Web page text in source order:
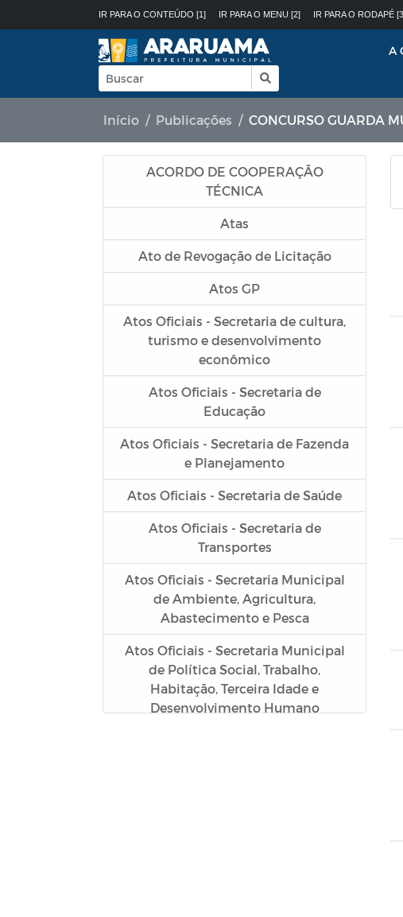
IR PARA O CONTEÚDO [1] IR PARA O MENU [2] IR PARA O RODAPÉ
A
Início Publicações CONCURSO GUARDA
ACORDO DE COOPERAÇÃO
TÉCNICA
Atas
Ato de Revogação de Licitação
Atos GP
Atos Oficiais - Secretaria de cultura,
turismo e desenvolvimento
econômico
Atos Oficiais - Secretaria de
Educação
Atos Oficiais - Secretaria de Fazenda
e Planejamento
Atos Oficiais - Secretaria de Saúde
Atos Oficiais - Secretaria de
Transportes
Atos Oficiais - Secretaria Municipal
de Ambiente, Agricultura,
Abastecimento e Pesca
Atos Oficiais - Secretaria Municipal
de Política Social, Trabalho,
Habitação, Terceira Idade e
Desenvolvimento Humano